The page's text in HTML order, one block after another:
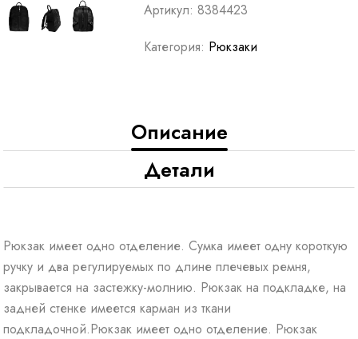
Артикул:8384423
Категория: Рюкзаки
Описание
Детали
Рюкзак имеет одно отделение. Сумка имеет одну короткую
ручку и два регулируемых по длине плечевых ремня,
закрывается на застежку-молнию. Рюкзак на подкладке, на
задней стенке имеется карман из ткани
подкладочной.Рюкзак имеет одно отделение. Рюкзак